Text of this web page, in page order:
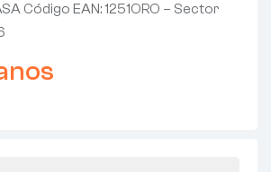
Código EAN: 1251ORO – Sector